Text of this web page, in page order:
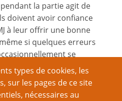
la partie agit de
doivent avoir confiance
à leur offrir une bonne
si quelques erreurs
se
types de cookies, les
sur les pages de ce site
nécessaires au